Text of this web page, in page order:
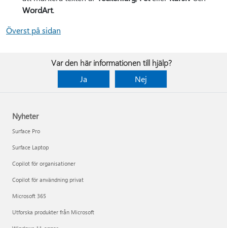
WordArt.
Överst på sidan
Var den här informationen till hjälp?
Ja
Nej
Nyheter
Surface Pro
Surface Laptop
Copilot för organisationer
Copilot för användning privat
Microsoft 365
Utforska produkter från Microsoft